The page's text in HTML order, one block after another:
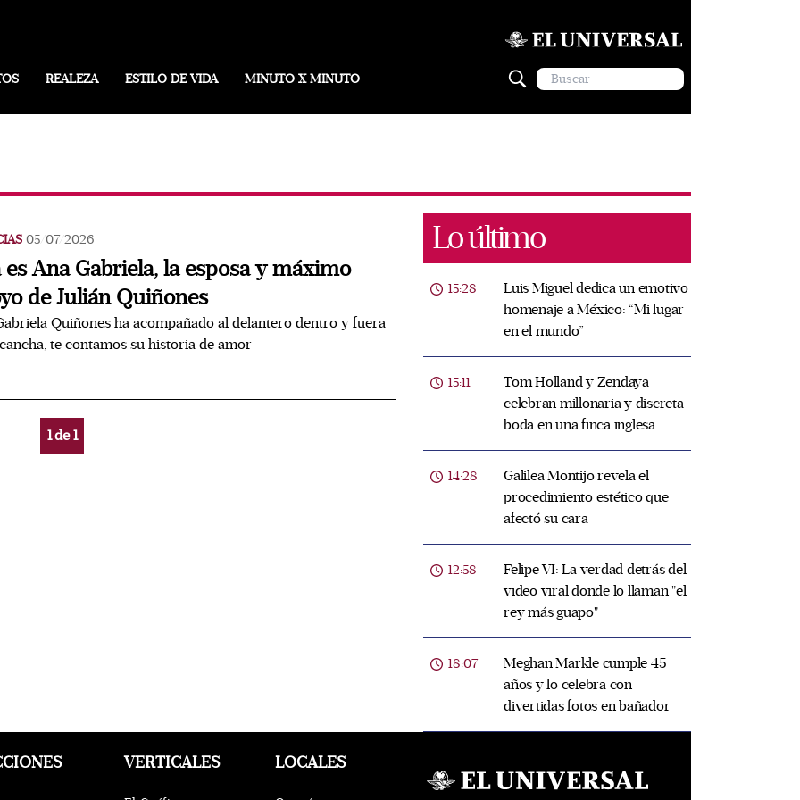
REALEZA ESTILO DE VIDA MINUTO X MINUTO
05/07/2026
es Ana Gabriela, la esposa y máximo
de Julián Quiñones
Quiñones ha acompañado al delantero dentro y fuera
te contamos su historia de amor
1de1
Lo último
15:28
Luis Miguel dedica un emotivo
homenaje a México: “Mi lugar
en el mundo”
15:11
Tom Holland y Zendaya
celebran millonaria y discreta
boda en una finca inglesa
14:28
Galilea Montijo revela el
procedimiento estético que
afectó su cara
12:58
Felipe VI: La verdad detrás del
video viral donde lo llaman "el
rey más guapo"
18:07
Meghan Markle cumple 45
años y lo celebra con
divertidas fotos en bañador
VERTICALES LOCALES